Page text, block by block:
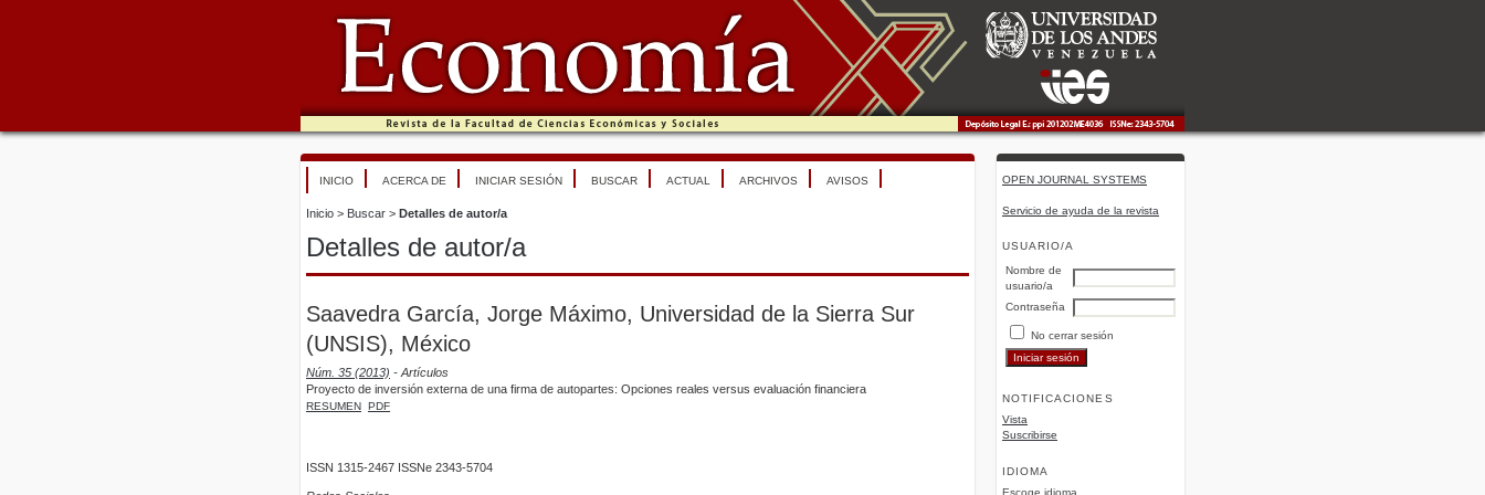
OPEN JOURNAL SYSTEMS
Servicio de ayuda de la revista
USUARIO/A
Nombre de
usuario/a
Contraseña
No cerrar sesión
NOTIFICACIONES
Vista
Suscribirse
IDIOMA
Escoge idioma
INICIO ACERCA DE INICIAR SESIÓN BUSCAR ACTUAL ARCHIVOS AVISOS
Inicio > Buscar > Detalles de autor/a
Detalles de autor/a
Saavedra García, Jorge Máximo, Universidad de la Sierra Sur
(UNSIS), México
Núm. 35 (2013) - Artículos
Proyecto de inversión externa de una firma de autopartes: Opciones reales versus evaluación financiera
RESUMEN PDF
ISSN 1315-2467 ISSNe 2343-5704